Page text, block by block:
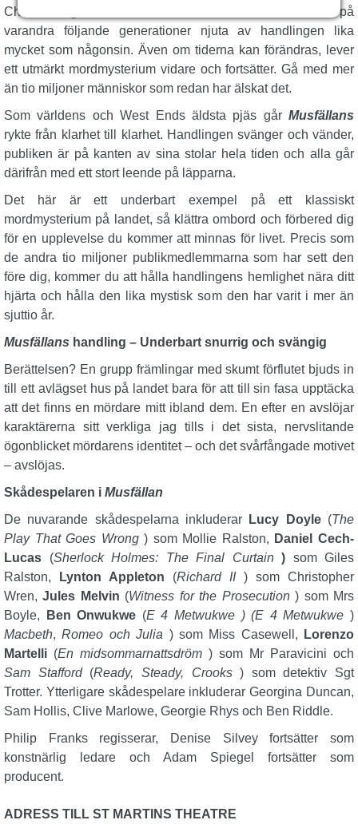
Christies legendariska
. Det är fantastiskt att se på
varandra följande generationer njuta av handlingen lika
mycket som någonsin. Även om tiderna kan förändras, lever
ett utmärkt mordmysterium vidare och fortsätter. Gå med mer
än tio miljoner människor som redan har älskat det.
Som världens och West Ends äldsta pjäs går Musfällans
rykte från klarhet till klarhet. Handlingen svänger och vänder,
publiken är på kanten av sina stolar hela tiden och alla går
därifrån med ett stort leende på läpparna.
Det här är ett underbart exempel på ett klassiskt
mordmysterium på landet, så klättra ombord och förbered dig
för en upplevelse du kommer att minnas för livet. Precis som
de andra tio miljoner publikmedlemmarna som har sett den
före dig, kommer du att hålla handlingens hemlighet nära ditt
hjärta och hålla den lika mystisk som den har varit i mer än
sjuttio år.
Musfällans handling – Underbart snurrig och svängig
Berättelsen? En grupp främlingar med skumt förflutet bjuds in
till ett avlägset hus på landet bara för att till sin fasa upptäcka
att det finns en mördare mitt ibland dem. En efter en avslöjar
karaktärerna sitt verkliga jag tills i det sista, nervslitande
ögonblicket mördarens identitet – och det svårfångade motivet
– avslöjas.
Skådespelaren i Musfällan
De nuvarande skådespelarna inkluderar
Lucy Doyle(The
Play That Goes Wrong) som Mollie Ralston, Daniel Cech-
Lucas (Sherlock Holmes: The Final Curtain ) som Giles
Ralston,
Lynton Appleton (Richard II) som Christopher
Wren,Jules Melvin (Witness for the Prosecution) som Mrs
Boyle,
Ben Onwukwe (E 4 Metwukwe ) (E 4 Metwukwe )
Macbeth,Romeo och Julia ) som Miss Casewell,
Lorenzo
Martelli (En midsommarnattsdröm ) som Mr Paravicini och
Sam Stafford(Ready, Steady, Crooks) som detektiv Sgt
Trotter. Ytterligare skådespelare inkluderar Georgina Duncan,
Sam Hollis, Clive Marlowe, Georgie Rhys och Ben Riddle.
Philip Franks regisserar, Denise Silvey fortsätter som
konstnärlig ledare och Adam Spiegel fortsätter som
producent.
ADRESS TILL ST MARTINS THEATRE